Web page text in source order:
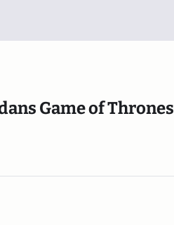
Game of Thrones